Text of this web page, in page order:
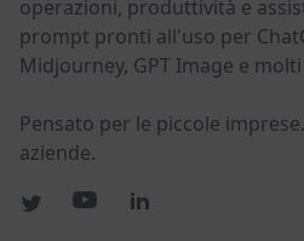
operazioni, produttività e
prompt pronti all'uso per
Midjourney, GPT Image e
Pensato per le piccole
aziende.